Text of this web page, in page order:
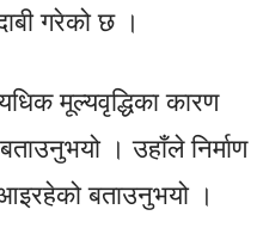
गरेको छ ।
मूल्यवृद्धिका कारण
। उहाँले निर्माण
बताउनुभयो ।